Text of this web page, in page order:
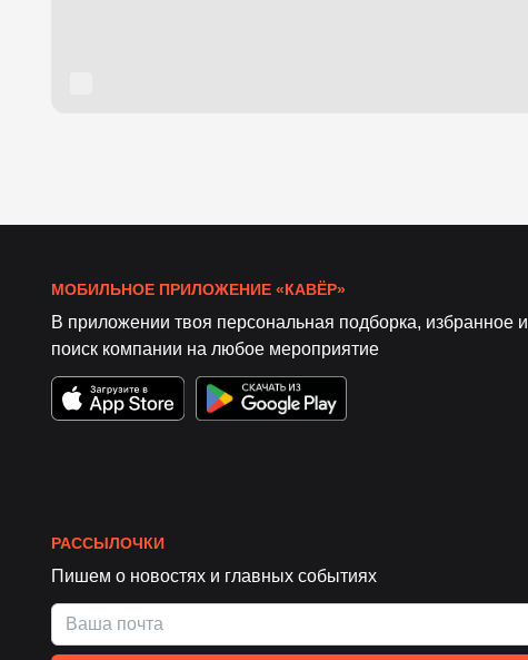
МОБИЛЬНОЕ ПРИЛОЖЕНИЕ «КАВЁР»
В приложении твоя персональная подборка, избранное и
поиск компании на любое мероприятие
РАССЫЛОЧКИ
Пишем о новостях и главных событиях